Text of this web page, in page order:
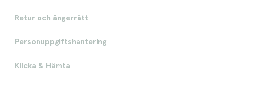
Retur och ångerrätt
Personuppgiftshantering
Klicka & Hämta